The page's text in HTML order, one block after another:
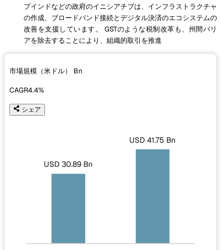
プインドなどの政府のイニシアチブは、インフラストラクチャ
の作成、ブロードバンド接続とデジタル決済のエコシステムの
改善を支援しています。 GSTのような税制改革も、州間バリ
アを除去することにより、組織的取引を推進
市場規模（米ドル） Bn
CAGR4.4%
シェア
USD 30.89 Bn
USD 41.75 Bn